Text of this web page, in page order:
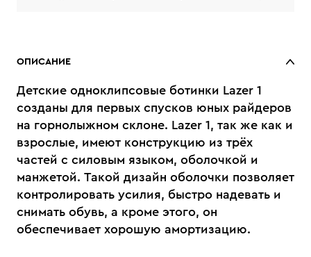
ОПИСАНИЕ
Детские одноклипсовые ботинки Lazer 1
созданы для первых спусков юных райдеров
на горнолыжном склоне. Lazer 1, так же как и
взрослые, имеют конструкцию из трёх
частей с силовым языком, оболочкой и
манжетой. Такой дизайн оболочки позволяет
контролировать усилия, быстро надевать и
снимать обувь, а кроме этого, он
обеспечивает хорошую амортизацию.